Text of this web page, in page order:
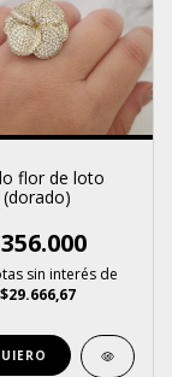
flor de loto
(dorado)
sin interés de
$29.666,67